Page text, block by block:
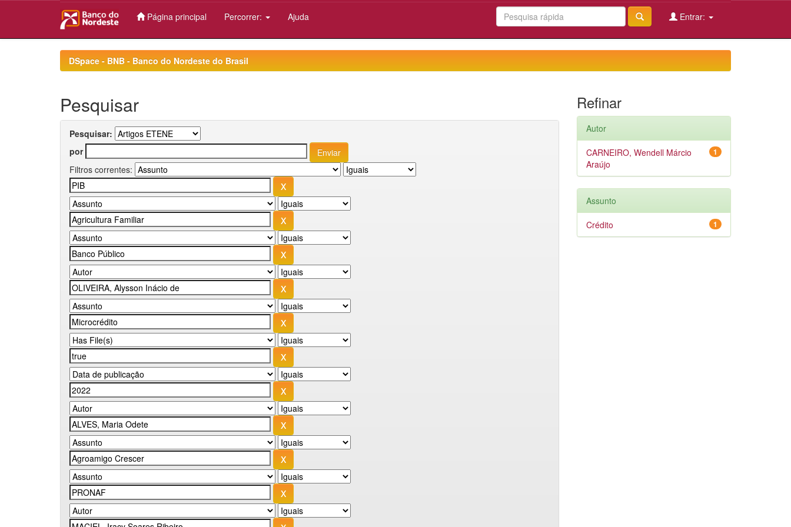
Página principal Percorrer: Ajuda Entrar:
DSpace - BNB - Banco do Nordeste do Brasil
Pesquisar
Pesquisar:
por
Filtros correntes:
Refinar
Autor
1
CARNEIRO, Wendell Márcio
Araújo
Assunto
1
Crédito